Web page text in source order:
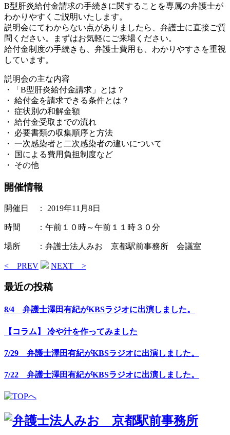
B型肝炎給付金請求の手続きに関することを専属の弁護士が
わかりやすくご説明いたします。
説明会にてわからない点がありましたら、弁護士に直接ご質
問ください。まずはお気軽にご来場ください。
給付金制度の手続きも、弁護士費用も、わかりやすさを重視
しています。
説明会の主な内容
・「B型肝炎給付金請求」とは？
・ 給付金を請求できる条件とは？
・ 症状別の和解金額
・ 給付金受取までの流れ
・ 必要書類の収集順序と方法
・ 一次感染者と二次感染者の違いについて
・ 国による費用負担制度など
・ その他
開催情報
開催日 ： 2019年11月8日
時間 ：午前１０時～午前１１時３０分
場所 ：弁護士法人みお 京都駅前事務所 会議室
< PREV NEXT >
最近の投稿
8/4 弁護士澤田有紀がKBSラジオに出演しました。
【コラム】 冷や汁を作ってみました
7/29 弁護士澤田有紀がKBSラジオに出演しました。
7/22 弁護士澤田有紀がKBSラジオに出演しました。